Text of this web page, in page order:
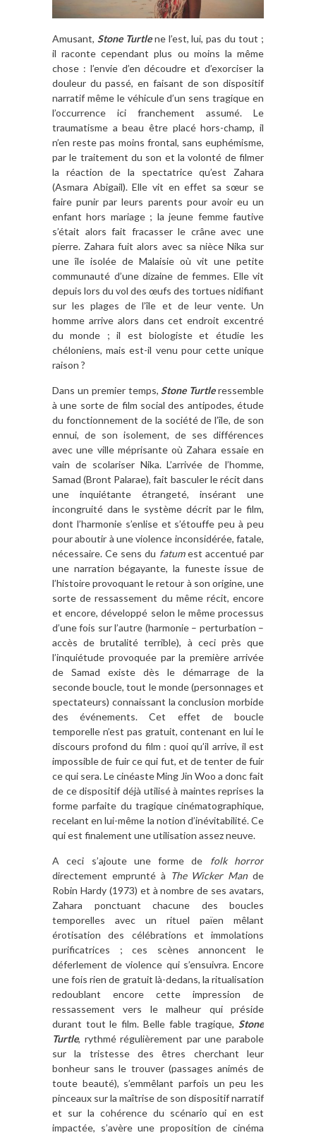
Amusant, Stone Turtlene l’est, lui, pas du tout ;
il raconte cependant plus ou moins la même
chose : l’envie d’en découdre et d’exorciser la
douleur du passé, en faisant de son dispositif
narratif même le véhicule d’un sens tragique en
l’occurrence ici franchement assumé. Le
traumatisme a beau être placé hors-champ, il
n’en reste pas moins frontal, sans euphémisme,
par le traitement du son et la volonté de filmer
la réaction de la spectatrice qu’est Zahara
(Asmara Abigail). Elle vit en effet sa sœur se
faire punir par leurs parents pour avoir eu un
enfant hors mariage ; la jeune femme fautive
s’était alors fait fracasser le crâne avec une
pierre. Zahara fuit alors avec sa nièce Nika sur
une île isolée de Malaisie où vit une petite
communauté d’une dizaine de femmes. Elle vit
depuis lors du vol des œufs des tortues nidifiant
sur les plages de l’île et de leur vente. Un
homme arrive alors dans cet endroit excentré
du monde ; il est biologiste et étudie les
chéloniens, mais est-il venu pour cette unique
raison ?
Dans un premier temps,Stone Turtleressemble
à une sorte de film social des antipodes, étude
du fonctionnement de la société de l’île, de son
ennui, de son isolement, de ses différences
avec une ville méprisante où Zahara essaie en
vain de scolariser Nika. L’arrivée de l’homme,
Samad (Bront Palarae), fait basculer le récit dans
une inquiétante étrangeté, insérant une
incongruité dans le système décrit par le film,
dont l’harmonie s’enlise et s’étouffe peu à peu
pour aboutir à une violence inconsidérée, fatale,
nécessaire. Ce sens du fatumest accentué par
une narration bégayante, la funeste issue de
l’histoire provoquant le retour à son origine, une
sorte de ressassement du même récit, encore
et encore, développé selon le même processus
d’une fois sur l’autre (harmonie – perturbation –
accès de brutalité terrible), à ceci près que
l’inquiétude provoquée par la première arrivée
de Samad existe dès le démarrage de la
seconde boucle, tout le monde (personnages et
spectateurs) connaissant la conclusion morbide
des événements. Cet effet de boucle
temporelle n’est pas gratuit, contenant en lui le
discours profond du film : quoi qu’il arrive, il est
impossible de fuir ce qui fut, et de tenter de fuir
ce qui sera. Le cinéaste Ming Jin Woo a donc fait
de ce dispositif déjà utilisé à maintes reprises la
forme parfaite du tragique cinématographique,
recelant en lui-même la notion d’inévitabilité. Ce
qui est finalement une utilisation assez neuve.
A ceci s’ajoute une forme de folk horror
directement emprunté à The Wicker Man de
Robin Hardy (1973) et à nombre de ses avatars,
Zahara ponctuant chacune des boucles
temporelles avec un rituel païen mêlant
érotisation des célébrations et immolations
purificatrices ; ces scènes annoncent le
déferlement de violence qui s’ensuivra. Encore
une fois rien de gratuit là-dedans, la ritualisation
redoublant encore cette impression de
ressassement vers le malheur qui préside
durant tout le film. Belle fable tragique, Stone
Turtle, rythmé régulièrement par une parabole
sur la tristesse des êtres cherchant leur
bonheur sans le trouver (passages animés de
toute beauté), s’emmêlant parfois un peu les
pinceaux sur la maîtrise de son dispositif narratif
et sur la cohérence du scénario qui en est
impactée, s’avère une proposition de cinéma